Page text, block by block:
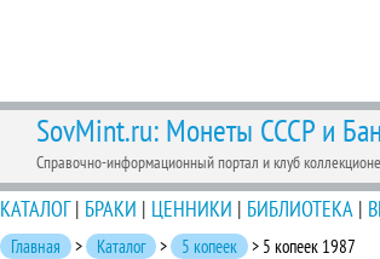
SovMint.ru: Монеты СССР и
Справочно-информационный портал и клуб
КАТАЛОГ| БРАКИ | ЦЕННИКИ | БИБЛИОТЕКА |
Главная > Каталог > 5 копеек > 5 копеек 1987